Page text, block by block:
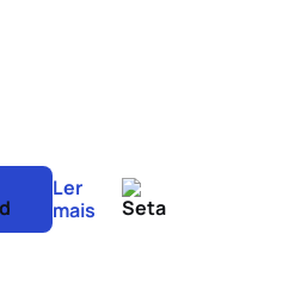
Ler
mais